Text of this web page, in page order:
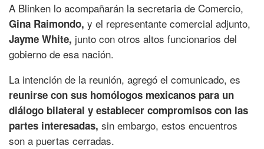
A Blinken lo acompañarán la secretaria de Comercio,
Gina Raimondo, y el representante comercial adjunto,
Jayme White, junto con otros altos funcionarios del
gobierno de esa nación.
La intención de la reunión, agregó el comunicado, es
reunirse con sus homólogos mexicanos para un
diálogo bilateral y establecer compromisos con las
partes interesadas, sin embargo, estos encuentros
son a puertas cerradas.